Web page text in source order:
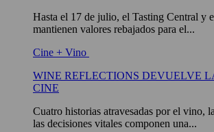
Hasta el 17 de julio, el Tasting Central y
mantienen valores rebajados para el...
Cine + Vino
WINE REFLECTIONS DEVUELVE
CINE
Cuatro historias atravesadas por el vino,
las decisiones vitales componen una...